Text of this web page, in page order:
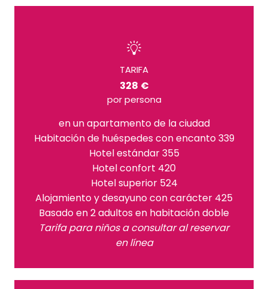
TARIFA
328 €
por persona
en un apartamento de la ciudad
Habitación de huéspedes con encanto 339
Hotel estándar 355
Hotel confort 420
Hotel superior 524
Alojamiento y desayuno con carácter 425
Basado en 2 adultos en habitación doble
Tarifa para niños a consultar al reservar
en línea